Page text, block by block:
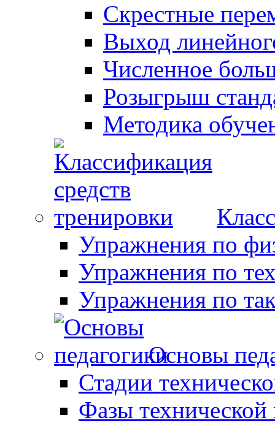
Скрестные
Выход
Численное
Розыгрыш
Методика
Упражнения по
Упражнения по
Упражнения по
Основы
Стадии
Фазы технической